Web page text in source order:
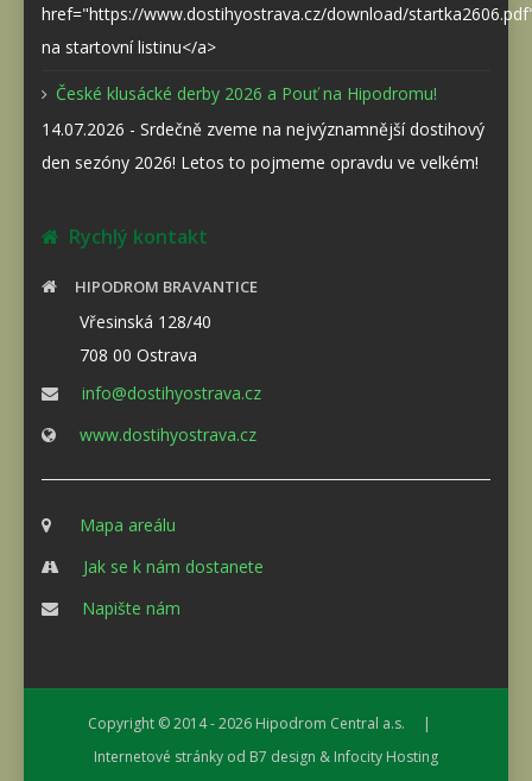
href="https://www.dostihyostrava.cz/download/
na startovní listinu</a>
České klusácké derby 2026 a Pouť na Hipodromu!
14.07.2026 - Srdečně zveme na nejvýznamnější dostihový
den sezóny 2026! Letos to pojmeme opravdu ve velkém!
Rychlý kontakt
HIPODROM BRAVANTICE
Vřesinská 128/40
708 00 Ostrava
info@dostihyostrava.cz
www.dostihyostrava.cz
Mapa areálu
Jak se k nám dostanete
Napište nám
Copyright © 2014 - 2026 Hipodrom Central a.s. |
Internetové stránky od B7 design & Infocity Hosting